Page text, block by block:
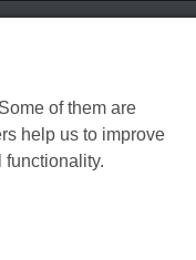
of them are
help us to improve